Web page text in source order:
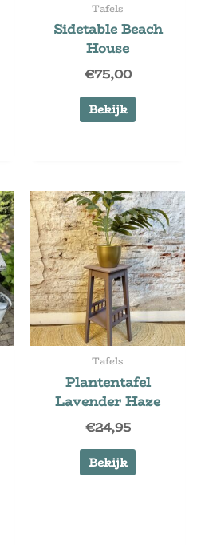
Tafels
Sidetable Beach
House
€75,00
Bekijk
Tafels
Plantentafel
Lavender Haze
€24,95
Bekijk